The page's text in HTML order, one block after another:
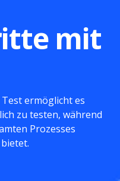
mit
ermöglicht es
zu testen, während
Prozesses